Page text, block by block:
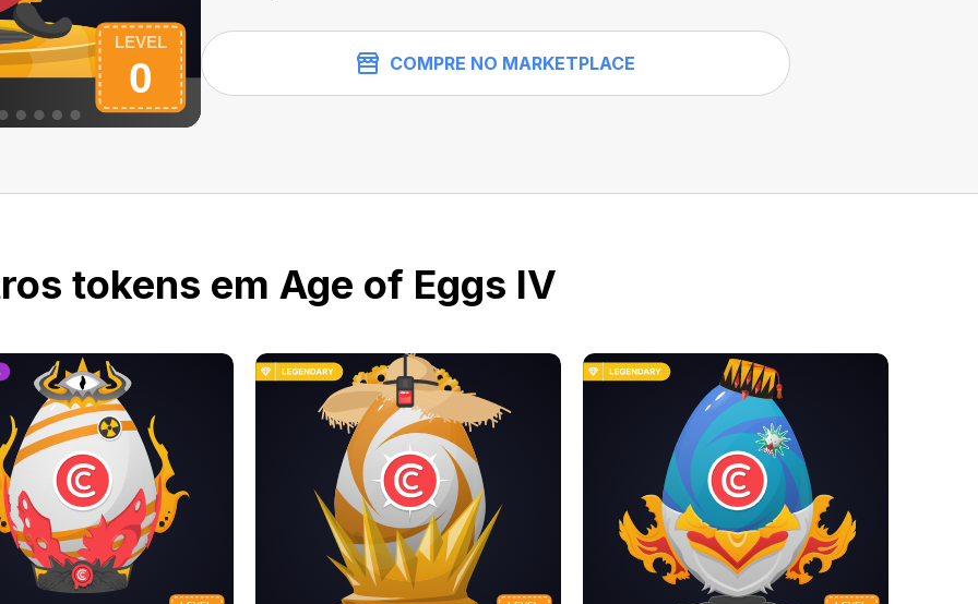
COMPRE NO MARKETPLACE
tokens em Age of Eggs IV